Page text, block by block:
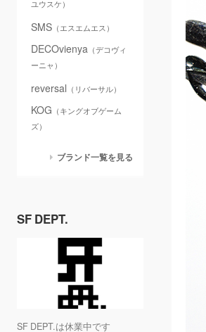
ユウスケ）
SMS （エスエムエス）
DECOvienya （デコヴィ
ーニャ）
reversal （リバーサル）
KOG （キングオブゲーム
ズ）
ブランド一覧を見る
SF DEPT.
SF DEPT.は休業中です